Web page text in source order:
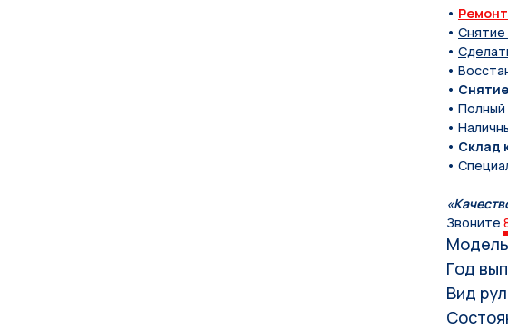
•
• Снятие
•
•
•
• Полный
•
• Склад
•
Звоните
Год
Вид